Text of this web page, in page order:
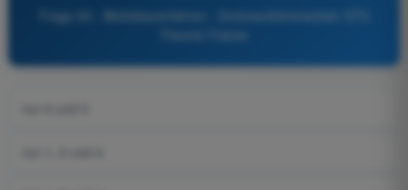
Frage 93 - Betriebsverfahren - Drohnenführerschein STS